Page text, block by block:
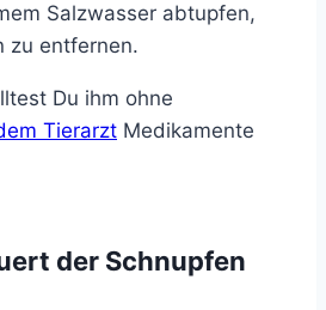
Salzwasser abtupfen,
zu entfernen.
Du ihm ohne
Tierarzt Medikamente
der Schnupfen